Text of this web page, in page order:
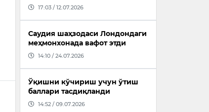
17:03 / 12.07.2026
Саудия шаҳзодаси Лондондаги
меҳмонхонада вафот этди
14:10 / 24.07.2026
Ўқишни кўчириш учун ўтиш
баллари тасдиқланди
14:52 / 09.07.2026